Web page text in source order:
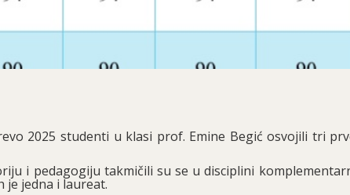
2025 studenti u klasi prof. Emine Begić osvojili tri
i pedagogiju takmičili su se u disciplini
jedna i laureat.